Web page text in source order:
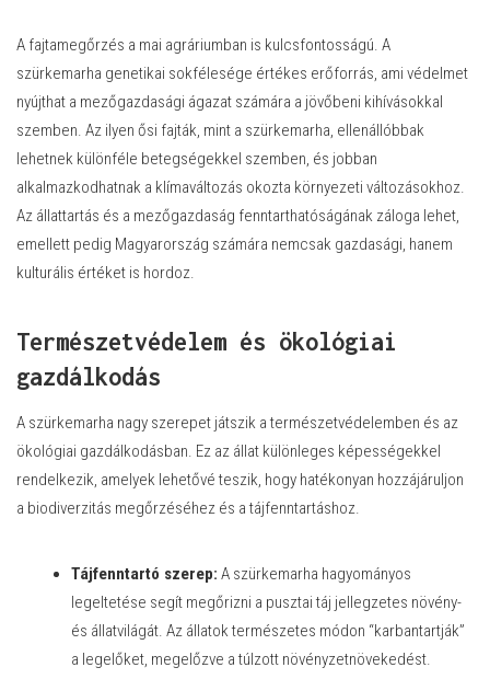
A fajtamegőrzés a mai agráriumban is kulcsfontosságú. A
szürkemarha genetikai sokfélesége értékes erőforrás, ami védelmet
nyújthat a mezőgazdasági ágazat számára a jövőbeni kihívásokkal
szemben. Az ilyen ősi fajták, mint a szürkemarha, ellenállóbbak
lehetnek különféle betegségekkel szemben, és jobban
alkalmazkodhatnak a klímaváltozás okozta környezeti változásokhoz.
Az állattartás és a mezőgazdaság fenntarthatóságának záloga lehet,
emellett pedig Magyarország számára nemcsak gazdasági, hanem
kulturális értéket is hordoz.
Természetvédelem és ökológiai
gazdálkodás
A szürkemarha nagy szerepet játszik a természetvédelemben és az
ökológiai gazdálkodásban. Ez az állat különleges képességekkel
rendelkezik, amelyek lehetővé teszik, hogy hatékonyan hozzájáruljon
a biodiverzitás megőrzéséhez és a tájfenntartáshoz.
Tájfenntartó szerep: A szürkemarha hagyományos
legeltetése segít megőrizni a pusztai táj jellegzetes növény-
és állatvilágát. Az állatok természetes módon “karbantartják”
a legelőket, megelőzve a túlzott növényzetnövekedést.